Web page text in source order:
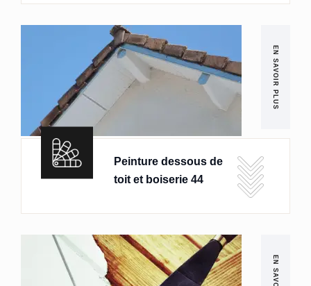
EN SAVOIR PLUS
Peinture dessous de
toit et boiserie 44